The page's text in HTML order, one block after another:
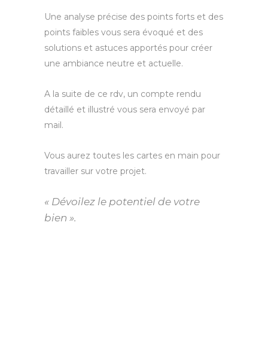
Une analyse précise des points forts et des
points faibles vous sera évoqué et des
solutions et astuces apportés pour créer
une ambiance neutre et actuelle.
A la suite de ce rdv, un compte rendu
détaillé et illustré vous sera envoyé par
mail.
Vous aurez toutes les cartes en main pour
travailler sur votre projet.
« Dévoilez le potentiel de votre
bien ».